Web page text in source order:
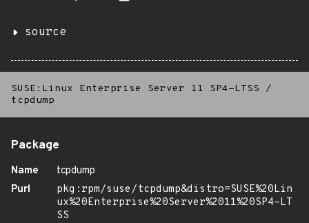
source
SUSE:Linux Enterprise Server 11 SP4-LTSS
/
tcpdump
Package
Name
tcpdump
Purl
pkg:rpm/suse/tcpdump&distro=SUSE%20Lin
ux%20Enterprise%20Server%2011%20SP4-LT
SS